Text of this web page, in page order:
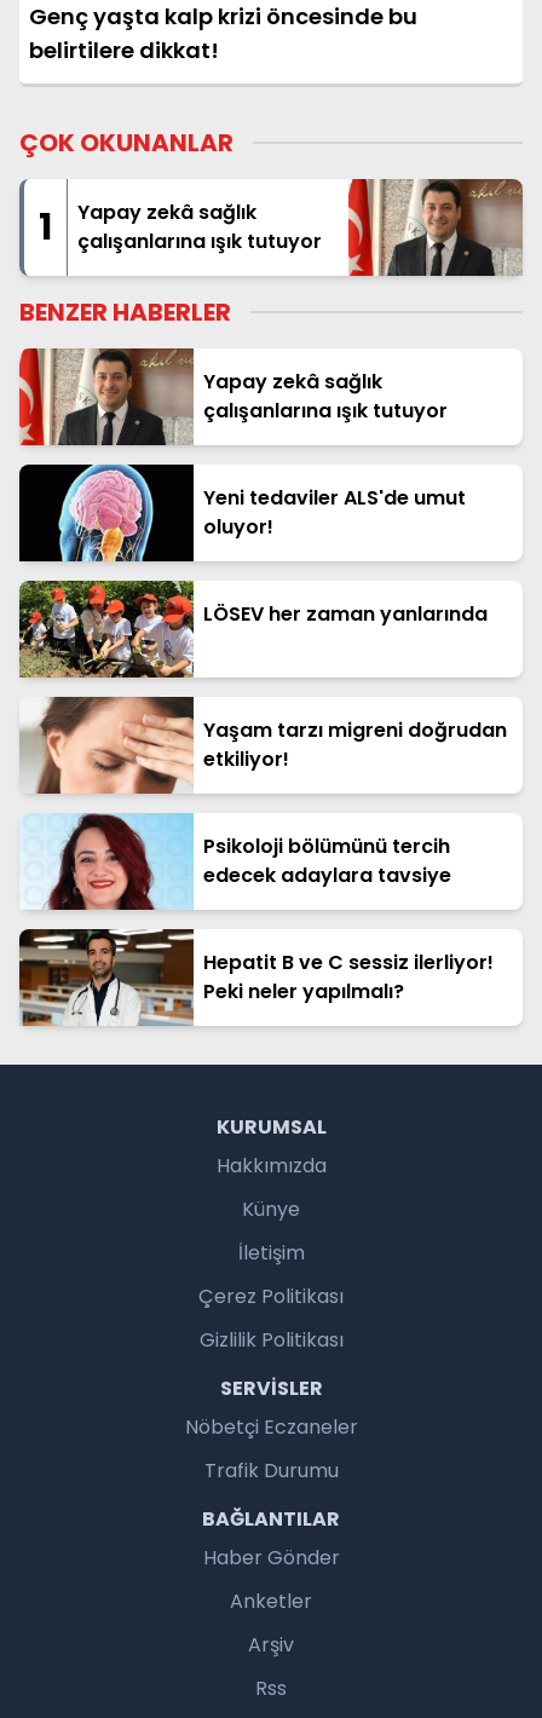
Genç yaşta kalp krizi öncesinde bu
belirtilere dikkat!
ÇOK OKUNANLAR
1
Yapay zekâ sağlık
çalışanlarına ışık tutuyor
BENZER HABERLER
Yapay zekâ sağlık
çalışanlarına ışık tutuyor
Yeni tedaviler ALS'de umut
oluyor!
LÖSEV her zaman yanlarında
Yaşam tarzı migreni doğrudan
etkiliyor!
Psikoloji bölümünü tercih
edecek adaylara tavsiye
Hepatit B ve C sessiz ilerliyor!
Peki neler yapılmalı?
KURUMSAL
Hakkımızda
Künye
İletişim
Çerez Politikası
Gizlilik Politikası
SERVISLER
Nöbetçi Eczaneler
Trafik Durumu
BAĞLANTILAR
Haber Gönder
Anketler
Arşiv
Rss